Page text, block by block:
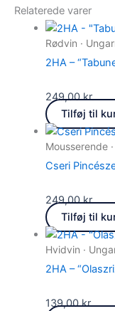
Relaterede varer
Rødvin ·
2HA –
249,00kr.
Tilføj til
Mousserende
Cseri
249,00kr.
Tilføj til
Hvidvin ·
2HA –
139,00kr.